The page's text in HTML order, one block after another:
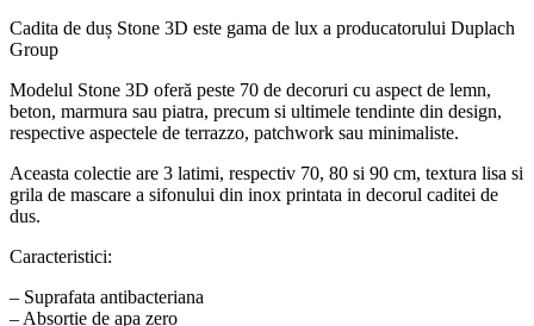
Cadita de duș Stone 3D este gama de lux a producatorului Duplach
Group
Modelul Stone 3D oferă peste 70 de decoruri cu aspect de lemn,
beton, marmura sau piatra, precum si ultimele tendinte din design,
respective aspectele de terrazzo, patchwork sau minimaliste.
Aceasta colectie are 3 latimi, respectiv 70, 80 si 90 cm, textura lisa si
grila de mascare a sifonului din inox printata in decorul caditei de
dus.
Caracteristici:
– Suprafata antibacteriana
– Absortie de apa zero